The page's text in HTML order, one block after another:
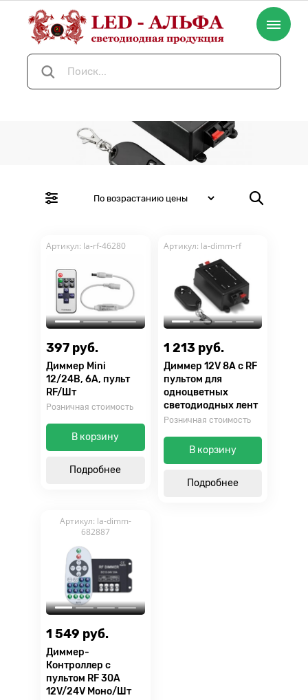
Артикул: la-rf-46280
397 руб.
Диммер Mini
12/24В, 6A, пульт
RF/Шт
Розничная стоимость
В корзину
Подробнее
Артикул: la-dimm-rf
1 213 руб.
Диммер 12V 8А с RF
пультом для
одноцветных
светодиодных лент
Розничная стоимость
В корзину
Подробнее
Артикул: la-dimm-
682887
1 549 руб.
Диммер-
Контроллер с
пультом RF 30А
12V/24V Моно/Шт